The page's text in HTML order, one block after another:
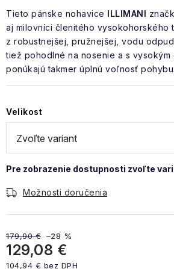
Tieto pánske nohavice ILLIMANI
aj milovníci členitého vysokohorského
z robustnejšej, pružnejšej, vodu
tiež pohodlné na nosenie a s vysokým
ponúkajú takmer úplnú voľnosť pohybu.
Velikost
Možnosti doručenia
179,90 € –28 %
129,08 €
104,94 € bez DPH